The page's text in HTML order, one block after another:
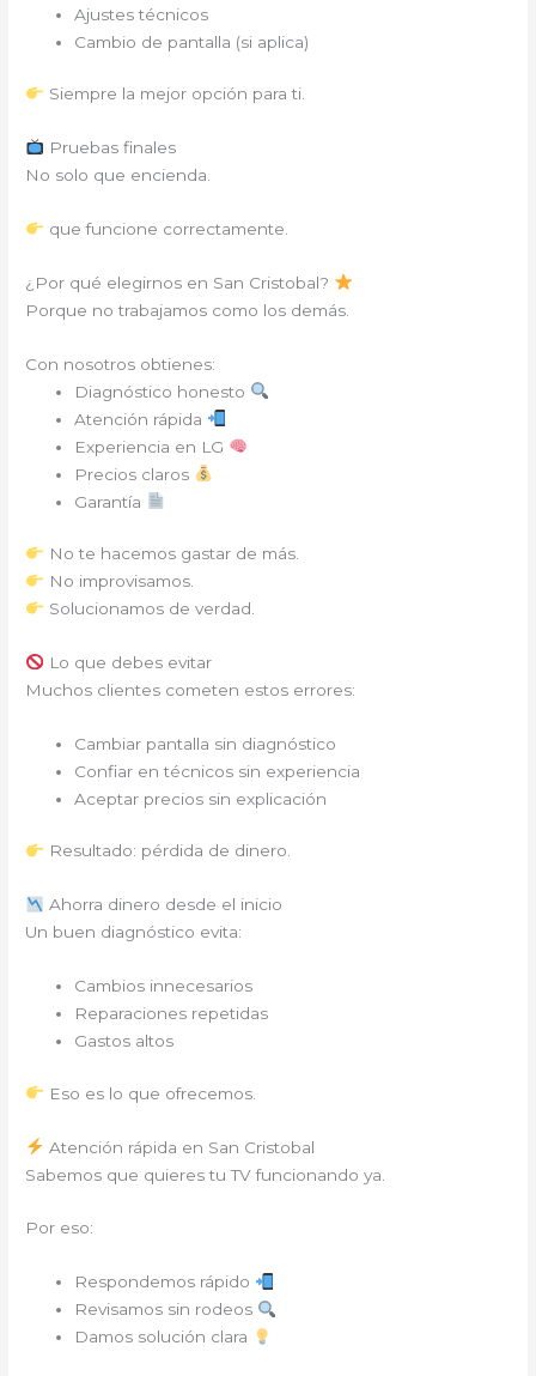
Ajustes técnicos
Cambio de pantalla (si aplica)
Siempre la mejor opción para ti.
Pruebas finales
No solo que encienda.
que funcione correctamente.
¿Por qué elegirnos en San Cristobal?
Porque no trabajamos como los demás.
Con nosotros obtienes:
Diagnóstico honesto
Atención rápida
Experiencia en LG
Precios claros
Garantía
No te hacemos gastar de más.
No improvisamos.
Solucionamos de verdad.
Lo que debes evitar
Muchos clientes cometen estos errores:
Cambiar pantalla sin diagnóstico
Confiar en técnicos sin experiencia
Aceptar precios sin explicación
Resultado: pérdida de dinero.
Ahorra dinero desde el inicio
Un buen diagnóstico evita:
Cambios innecesarios
Reparaciones repetidas
Gastos altos
Eso es lo que ofrecemos.
Atención rápida en San Cristobal
Sabemos que quieres tu TV funcionando ya.
Por eso:
Respondemos rápido
Revisamos sin rodeos
Damos solución clara